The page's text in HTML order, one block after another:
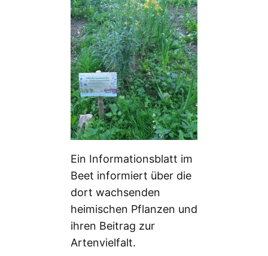
Ein Informationsblatt im
Beet informiert über die
dort wachsenden
heimischen Pflanzen und
ihren Beitrag zur
Artenvielfalt.